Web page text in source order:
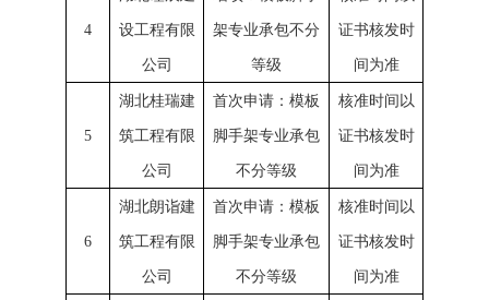
4 设工程有限
公司
架专业承包不分
等级
证书核发时
间为准
5
湖北桂瑞建
筑工程有限
公司
首次申请：模板
脚手架专业承包
不分等级
核准时间以
证书核发时
间为准
6
湖北朗诣建
筑工程有限
公司
首次申请：模板
脚手架专业承包
不分等级
核准时间以
证书核发时
间为准